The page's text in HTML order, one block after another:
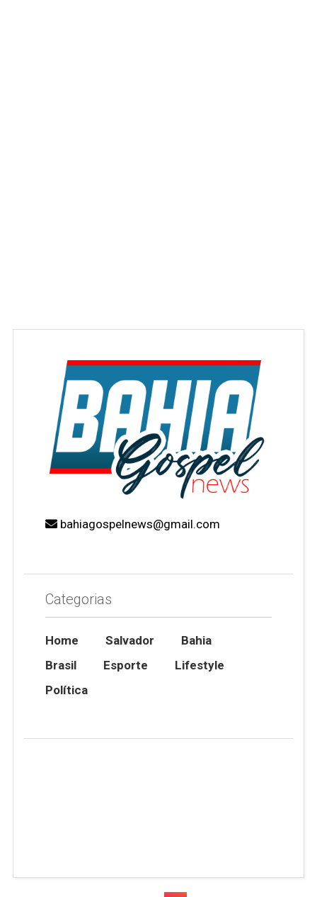
bahiagospelnews@gmail.com
Categorias
Home Salvador
Bahia
Brasil
Esporte
Lifestyle
Política